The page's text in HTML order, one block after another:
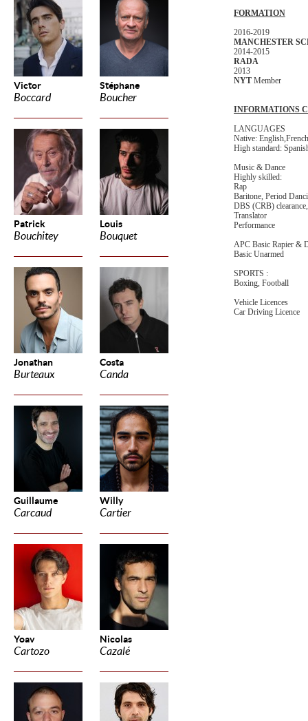
Victor
Boccard
Stéphane
Boucher
Patrick
Bouchitey
Louis
Bouquet
Jonathan
Burteaux
Costa
Canda
Guillaume
Carcaud
Willy
Cartier
Yoav
Cartozo
Nicolas
Cazalé
FORMATION
2016-2019
MANCHESTER
2014-2015
RADA
2013
NYT Member
INFORMATIONS
LANGUAGES
Native: English,French
High standard:
Music & Dance
Highly skilled:
Rap
Baritone, Period
DBS (CRB)
Translator
Performance
APC Basic Rapier &
Basic Unarmed
SPORTS :
Boxing, Football
Vehicle Licences
Car Driving Licence